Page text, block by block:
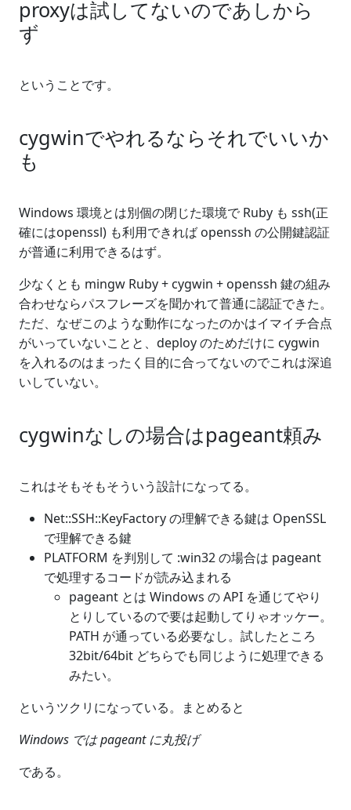
proxyは試してないのであしから
ず
ということです。
cygwinでやれるならそれでいいか
も
Windows 環境とは別個の閉じた環境で Ruby も ssh(正
確にはopenssl) も利用できれば openssh の公開鍵認証
が普通に利用できるはず。
少なくとも mingw Ruby + cygwin + openssh 鍵の組み
合わせならパスフレーズを聞かれて普通に認証できた。
ただ、なぜこのような動作になったのかはイマイチ合点
がいっていないことと、deploy のためだけに cygwin
を入れるのはまったく目的に合ってないのでこれは深追
いしていない。
cygwinなしの場合はpageant頼み
これはそもそもそういう設計になってる。
Net::SSH::KeyFactory の理解できる鍵は OpenSSL
で理解できる鍵
PLATFORM を判別して :win32 の場合は pageant
で処理するコードが読み込まれる
pageant とは Windows の API を通じてやり
とりしているので要は起動してりゃオッケー。
PATH が通っている必要なし。試したところ
32bit/64bit どちらでも同じように処理できる
みたい。
というツクリになっている。まとめると
Windows では pageant に丸投げ
である。